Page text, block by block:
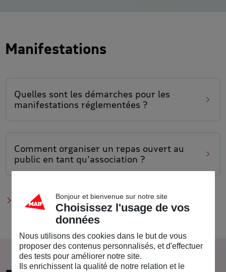
Manifestations
Quelles sont les démarches pour les
manifestations réglementées ?
Comment organiser un repas ouvert au
public en tant qu'association ?
Voir tous les guides sur les manifestations
Bonjour et bienvenue sur notre site
Choisissez l'usage de vos
données
Nous utilisons des cookies dans le but de vous
proposer des contenus personnalisés, et d'effectuer
des tests pour améliorer notre site.
Ils enrichissent la qualité de notre relation et le